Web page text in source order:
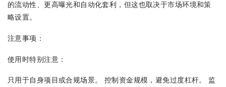
的流动性、更高曝光和自动化套利，但这也取决于市场环境和策
略设置。
注意事项：
使用时特别注意：
只用于自身项目或合规场景。 控制资金规模，避免过度杠杆。 监